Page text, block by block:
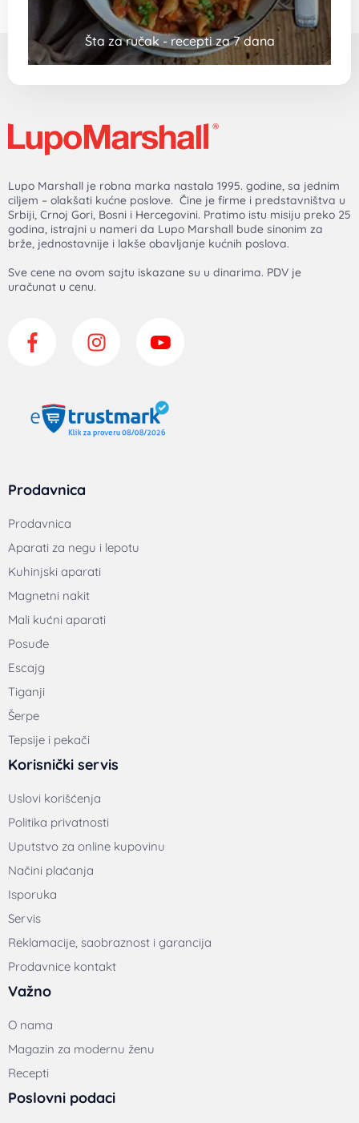
Prodavnica
Kuhinjski aparati
Magnetni nakit
Mali kućni aparati
Escajg
Šerpe
Tepsije i pekači
Uslovi korišćenja
Politika privatnosti
Načini plaćanja
Reklamacije, saobraznost i garancija
Prodavnice kontakt
Važno
O nama
Magazin za modernu ženu
Recepti
Poslovni podaci
Starca Vujadina 13, 11000 Beograd, Srbija
011 24 23 646 – informacije i tehnički servis
011 24 16 726– informacije i tehnički servis
office@lupomarshall.com
© 2018-2026 Lupo Marshall Online Shop | Sva prava zadržana | Izrada